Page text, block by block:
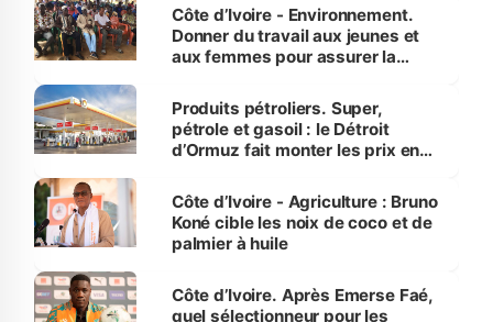
Côte d’Ivoire - Environnement.
Donner du travail aux jeunes et
aux femmes pour assurer la
menacées
Produits pétroliers. Super,
pétrole et gasoil : le Détroit
d’Ormuz fait monter les prix en
Côte d’Ivoire - Agriculture : Bruno
Koné cible les noix de coco et de
palmier à huile
Côte d’Ivoire. Après Emerse Faé,
quel sélectionneur pour les